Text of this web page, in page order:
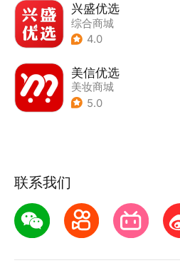
兴盛优选
综合商城
4.0
美信优选
美妆商城
5.0
联系我们